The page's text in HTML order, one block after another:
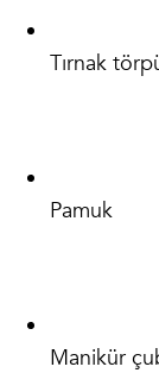
Tırnak
Pamuk
Manikür